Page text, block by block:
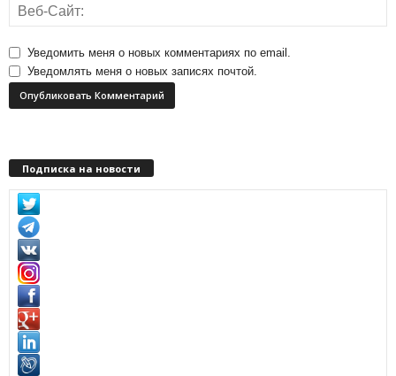
Уведомить меня о новых комментариях по email.
Уведомлять меня о новых записях почтой.
Подписка на новости